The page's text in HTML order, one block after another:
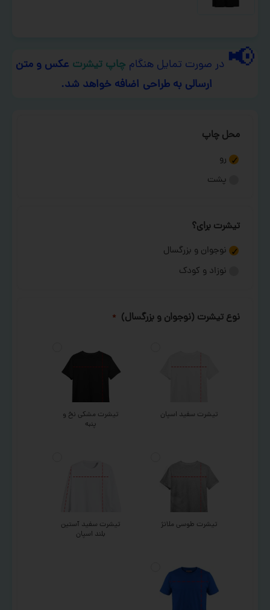
📢 در صورت تمایل هنگام چاپ تیشرت عکس و متن
ارسالی به طراحی اضافه خواهد شد.
محل چاپ
رو
پشت
تیشرت برای؟
نوجوان و بزرگسال
نوزاد و کودک
نوع تیشرت (نوجوان و بزرگسال) *
تیشرت سفید اسپان
تیشرت مشکی نخ و
پنبه
تیشرت طوسی ملانژ
تیشرت سفید آستین
بلند اسپان